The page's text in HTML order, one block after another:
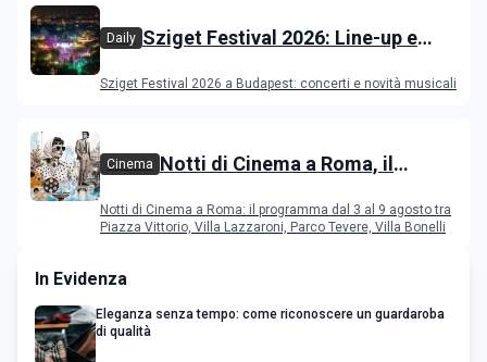
Daily Sziget Festival 2026: Line-up e
Sziget Festival 2026 a Budapest: concerti e novità musicali
Cinema Notti di Cinema a Roma, il
Notti di Cinema a Roma: il programma dal 3 al 9 agosto tra
Piazza Vittorio, Villa Lazzaroni, Parco Tevere, Villa Bonelli
In Evidenza
Eleganza senza tempo: come riconoscere un guardaroba
di qualità